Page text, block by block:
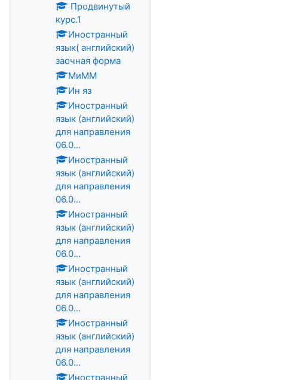
Продвинутый
курс.1
Иностранный
язык( английский)
заочная форма
МиММ
Ин яз
Иностранный
язык (английский)
для направления
06.0...
Иностранный
язык (английский)
для направления
06.0...
Иностранный
язык (английский)
для направления
06.0...
Иностранный
язык (английский)
для направления
06.0...
Иностранный
язык (английский)
для направления
06.0...
Иностранный